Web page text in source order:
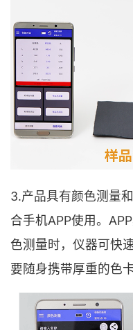
3.产品具有颜色测量
合手机APP使用。
色测量时，仪器可快
要随身携带厚重的色卡